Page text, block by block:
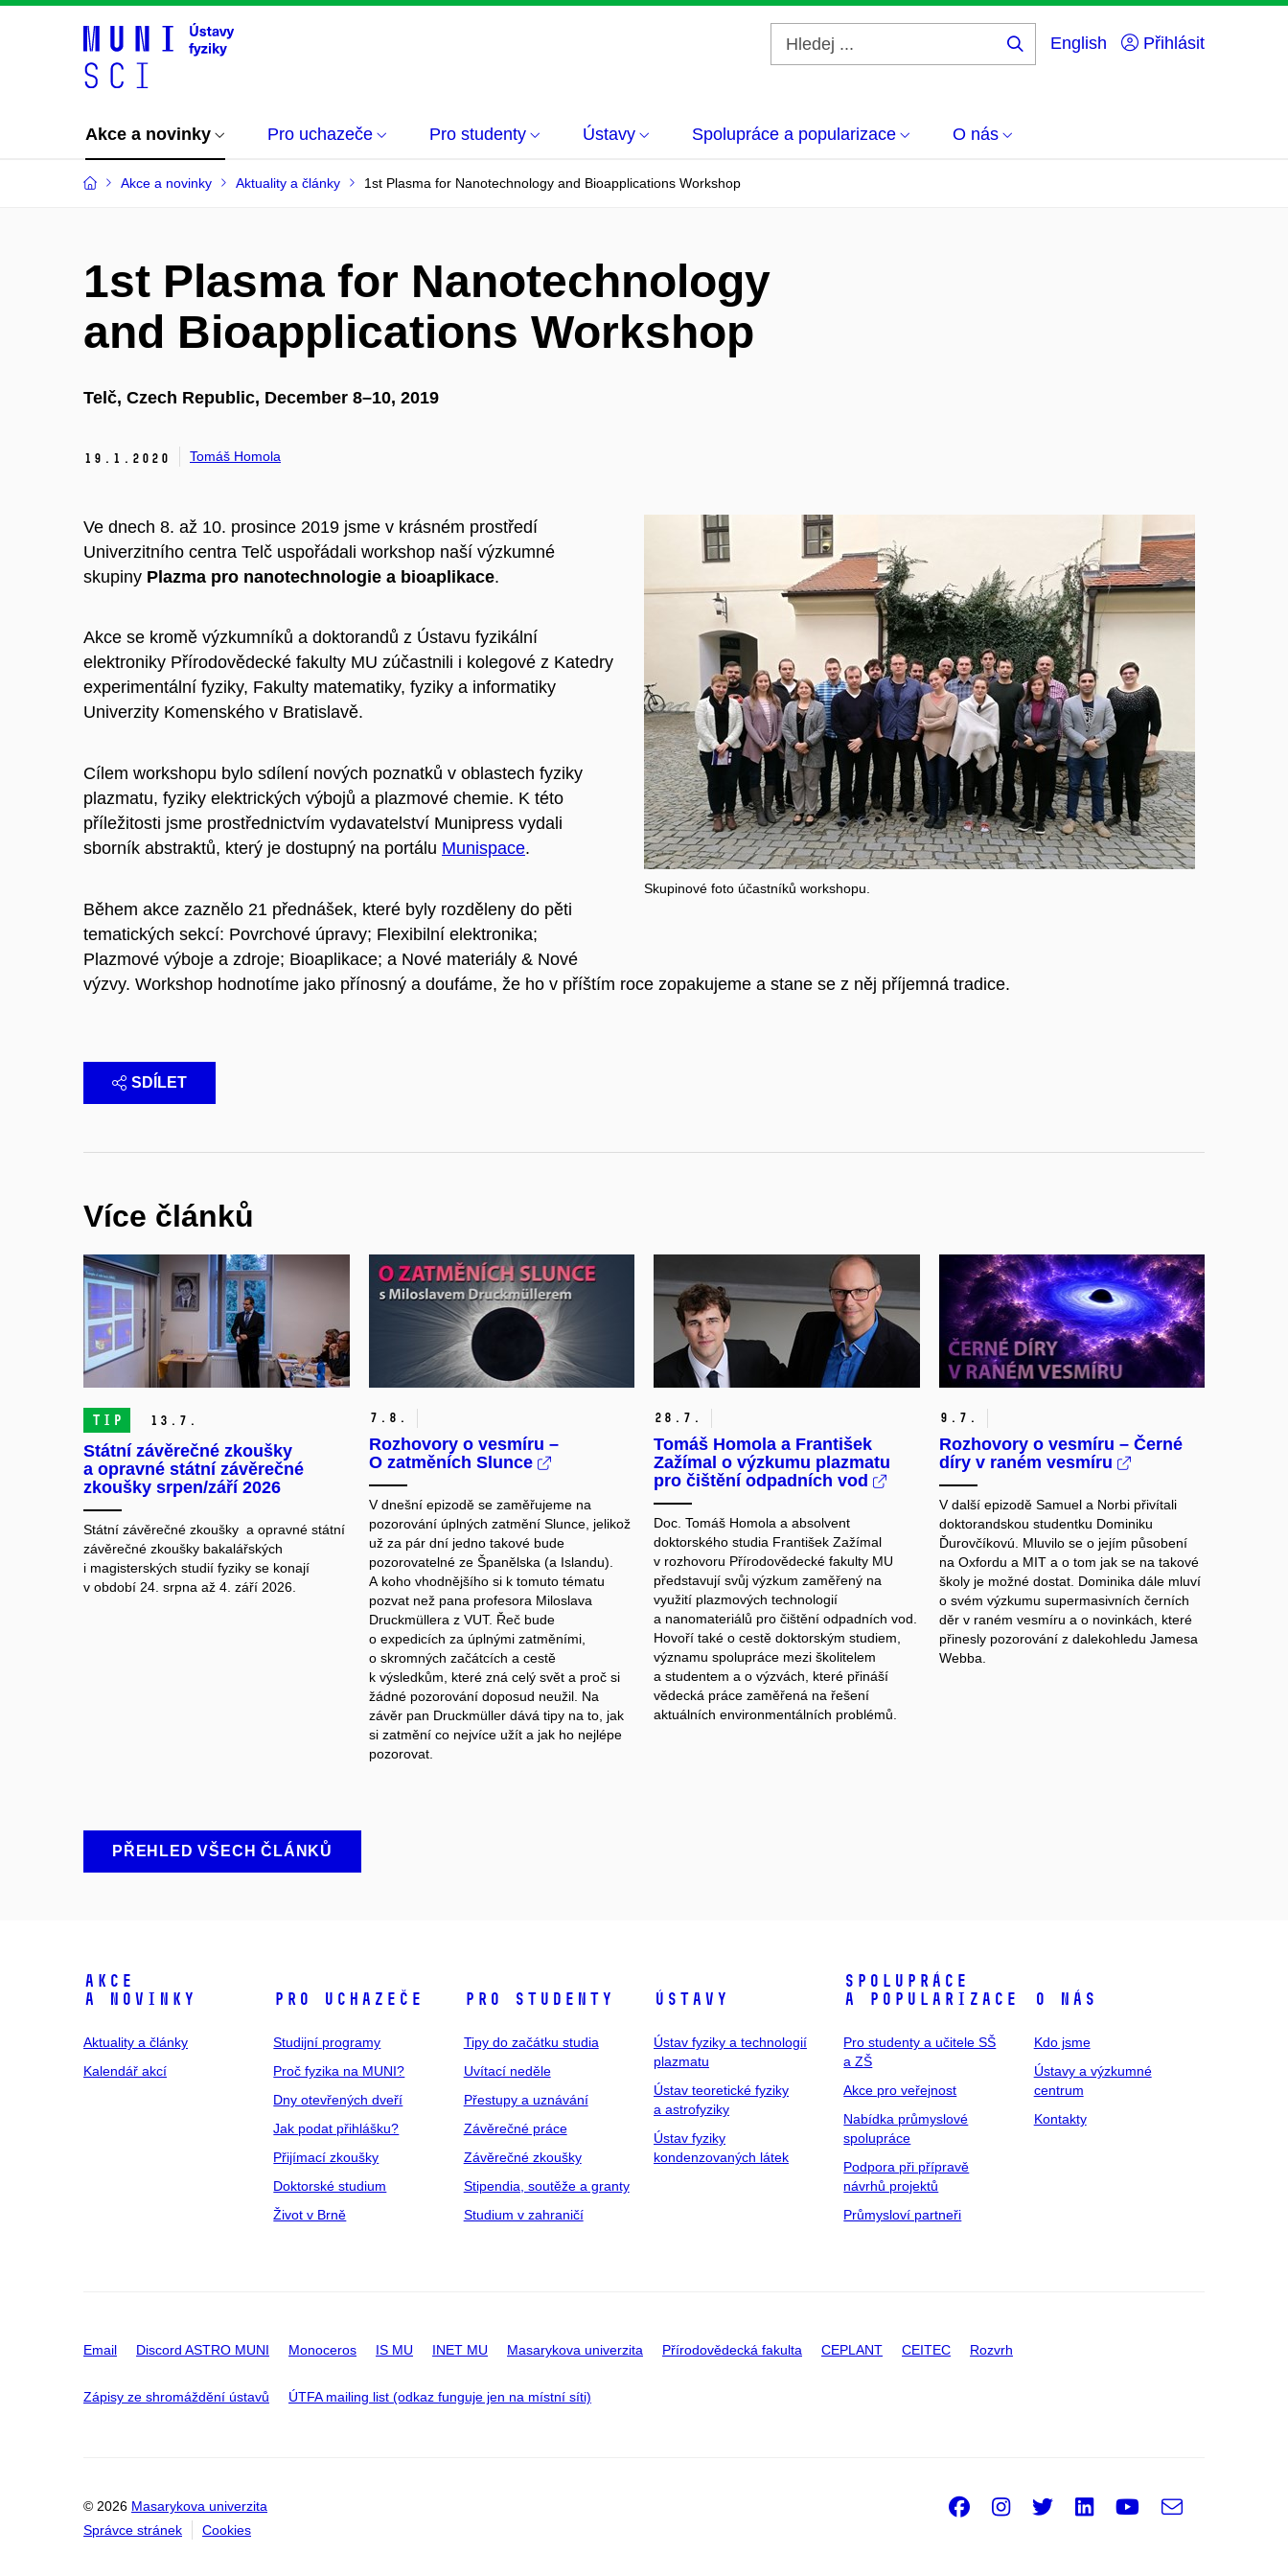
English Přihlásit
Akce a novinky Pro uchazeče Pro studenty Ústavy Spolupráce a popularizace O nás
Akce a novinky Aktuality a články 1st Plasma for Nanotechnology and Bioapplications Workshop
1st Plasma for Nanotechnology
and Bioapplications Workshop
Telč, Czech Republic, December 8–10, 2019
19. 1. 2020 Tomáš Homola
Skupinové foto účastníků workshopu.
Ve dnech 8. až 10. prosince 2019 jsme v krásném prostředí
Univerzitního centra Telč uspořádali workshop naší výzkumné
skupiny Plazma pro nanotechnologie a bioaplikace.
Akce se kromě výzkumníků a doktorandů z Ústavu fyzikální
elektroniky Přírodovědecké fakulty MU zúčastnili i kolegové z Katedry
experimentální fyziky, Fakulty matematiky, fyziky a informatiky
Univerzity Komenského v Bratislavě.
Cílem workshopu bylo sdílení nových poznatků v oblastech fyziky
plazmatu, fyziky elektrických výbojů a plazmové chemie. K této
příležitosti jsme prostřednictvím vydavatelství Munipress vydali
sborník abstraktů, který je dostupný na portálu Munispace.
Během akce zaznělo 21 přednášek, které byly rozděleny do pěti
tematických sekcí: Povrchové úpravy; Flexibilní elektronika;
Plazmové výboje a zdroje; Bioaplikace; a Nové materiály & Nové
výzvy. Workshop hodnotíme jako přínosný a doufáme, že ho v příštím roce zopakujeme a stane se z něj příjemná tradice.
SDÍLET
Více článků
TIP 13. 7.
Státní závěrečné zkoušky
a opravné státní závěrečné
zkoušky srpen/září 2026
Státní závěrečné zkoušky a opravné státní
závěrečné zkoušky bakalářských
i magisterských studií fyziky se konají
v období 24. srpna až 4. září 2026.
7. 8.
Rozhovory o vesmíru –
O zatměních Slunce
V dnešní epizodě se zaměřujeme na
pozorování úplných zatmění Slunce, jelikož
už za pár dní jedno takové bude
pozorovatelné ze Španělska (a Islandu).
A koho vhodnějšího si k tomuto tématu
pozvat než pana profesora Miloslava
Druckmüllera z VUT. Řeč bude
o expedicích za úplnými zatměními,
o skromných začátcích a cestě
k výsledkům, které zná celý svět a proč si
žádné pozorování doposud neužil. Na
závěr pan Druckmüller dává tipy na to, jak
si zatmění co nejvíce užít a jak ho nejlépe
pozorovat.
28. 7.
Tomáš Homola a František
Zažímal o výzkumu plazmatu
pro čištění odpadních vod
Doc. Tomáš Homola a absolvent
doktorského studia František Zažímal
v rozhovoru Přírodovědecké fakulty MU
představují svůj výzkum zaměřený na
využití plazmových technologií
a nanomateriálů pro čištění odpadních vod.
Hovoří také o cestě doktorským studiem,
významu spolupráce mezi školitelem
a studentem a o výzvách, které přináší
vědecká práce zaměřená na řešení
aktuálních environmentálních problémů.
9. 7.
Rozhovory o vesmíru – Černé
díry v raném vesmíru
V další epizodě Samuel a Norbi přivítali
doktorandskou studentku Dominiku
Ďurovčíkovú. Mluvilo se o jejím působení
na Oxfordu a MIT a o tom jak se na takové
školy je možné dostat. Dominika dále mluví
o svém výzkumu supermasivních černích
děr v raném vesmíru a o novinkách, které
přinesly pozorování z dalekohledu Jamesa
Webba.
PŘEHLED VŠECH ČLÁNKŮ
Akce
a novinky
Aktuality a články
Kalendář akcí
Pro uchazeče
Studijní programy
Proč fyzika na MUNI?
Dny otevřených dveří
Jak podat přihlášku?
Přijímací zkoušky
Doktorské studium
Život v Brně
Pro studenty
Tipy do začátku studia
Uvítací neděle
Přestupy a uznávání
Závěrečné práce
Závěrečné zkoušky
Stipendia, soutěže a granty
Studium v zahraničí
Ústavy
Ústav fyziky a technologií
plazmatu
Ústav teoretické fyziky
a astrofyziky
Ústav fyziky
kondenzovaných látek
Spolupráce
a popularizace
Pro studenty a učitele SŠ
a ZŠ
Akce pro veřejnost
Nabídka průmyslové
spolupráce
Podpora při přípravě
návrhů projektů
Průmysloví partneři
O nás
Kdo jsme
Ústavy a výzkumné
centrum
Kontakty
Email Discord ASTRO MUNI Monoceros IS MU INET MU Masarykova univerzita Přírodovědecká fakulta CEPLANT CEITEC Rozvrh
Zápisy ze shromáždění ústavů ÚTFA mailing list (odkaz funguje jen na místní síti)
© 2026 Masarykova univerzita
Správce stránek
Cookies
Facebook
Instagram
Twitter
LinkedIn
Youtube
e-